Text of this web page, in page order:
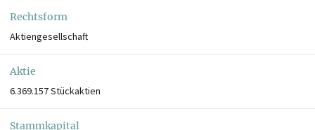
Rechtsform
Aktiengesellschaft
Aktie
6.369.157 Stückaktien
Stammkapital